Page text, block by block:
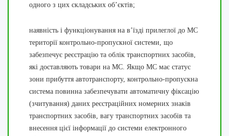
одного з цих складських об’єктів;
наявність і функціонування на в’їзді прилеглої до МС
території контрольно-пропускної системи, що
забезпечує реєстрацію та облік транспортних засобів,
які доставляють товари на МС. Якщо МС має статус
зони прибуття автотранспорту, контрольно-пропускна
система повинна забезпечувати автоматичну фіксацію
(зчитування) даних реєстраційних номерних знаків
транспортних засобів, вагу транспортних засобів та
внесення цієї інформації до системи електронного